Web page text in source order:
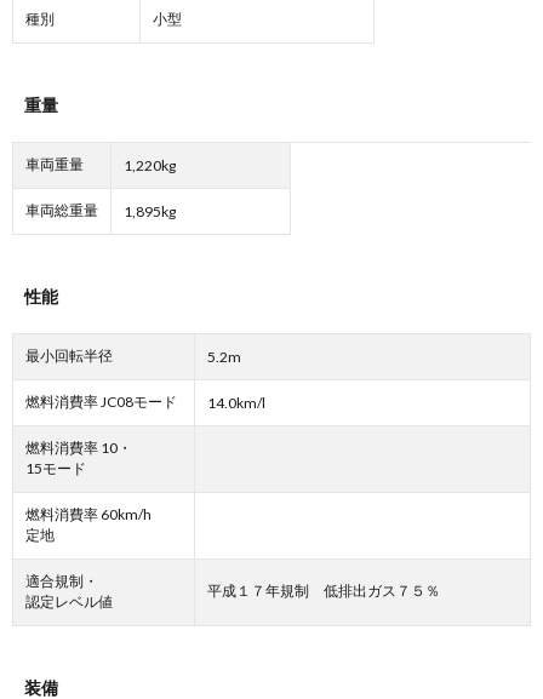
種別 小型
重量
車両重量 1,220kg
車両総重量 1,895kg
性能
最小回転半径 5.2m
燃料消費率 JC08モード 14.0km/l
燃料消費率 10・
15モード
燃料消費率 60km/h
定地
適合規制・
認定レベル値
平成１７年規制 低排出ガス７５％
装備